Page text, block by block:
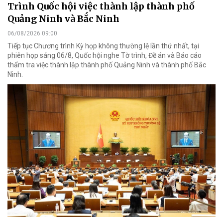
Trình Quốc hội việc thành lập thành phố
Quảng Ninh và Bắc Ninh
06/08/2026 09:00
Tiếp tục Chương trình Kỳ họp không thường lệ lần thứ nhất, tại
phiên họp sáng 06/8, Quốc hội nghe Tờ trình, Đề án và Báo cáo
thẩm tra việc thành lập thành phố Quảng Ninh và thành phố Bắc
Ninh.